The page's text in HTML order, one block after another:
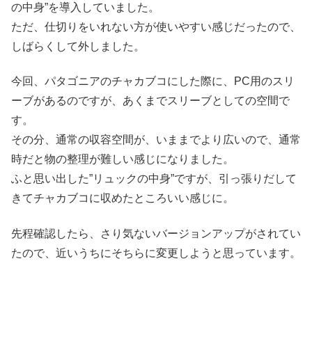
の中身”を導入していました。
ただ、仕切りをいれない方が使いやすい感じだったので、
しばらくして外しました。
今回、パタゴニアのチャカブコにした際に、PC用のスリ
ーブがあるのですが、あくまでスリーブとしての空間で
す。
その分、通常の収容空間が、いままでより広いので、通常
時だと物の整理が難しい感じになりました。
ふと思い出した”リュックの中身”ですが、引っ張りだして
きてチャカブコに収めたところいい感じに。
先程確認したら、さり気ないバージョンアップがされてい
たので、近いうちにそちらに変更しようと思っています。